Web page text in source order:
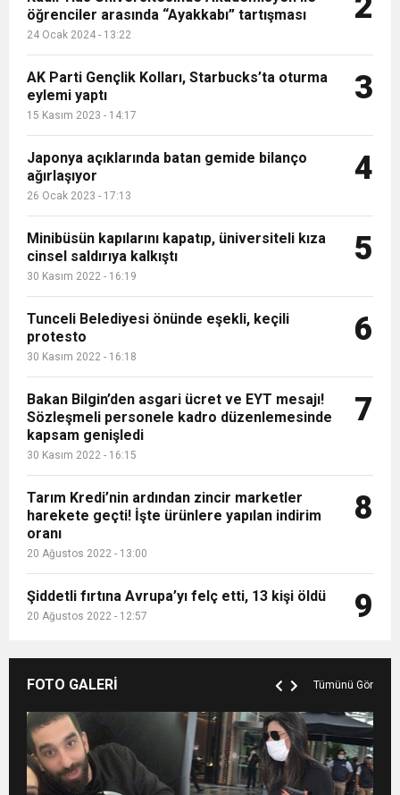
protesto
16:15 Bakan Bilgin’den asgari ücret ve EYT mesajı!
Sözleşmeli personele kadro düzenlemesinde
13:00 Tarım Kredi’nin ardından zincir marketler
oranı
12:54 Gaziantep’te zincirleme kaza! 16 kişi hayatını
kaybetti
19:42 Instagram’da erkeklere tuzak!
öğrenciler arasında “Ayakkabı” tartışması
24 Ocak 2024 - 13:22
AK Parti Gençlik Kolları, Starbucks’ta oturma
eylemi yaptı
15 Kasım 2023 - 14:17
3
Japonya açıklarında batan gemide bilanço
ağırlaşıyor
26 Ocak 2023 - 17:13
4
Minibüsün kapılarını kapatıp, üniversiteli kıza
cinsel saldırıya kalkıştı
30 Kasım 2022 - 16:19
5
Tunceli Belediyesi önünde eşekli, keçili
protesto
30 Kasım 2022 - 16:18
6
Bakan Bilgin’den asgari ücret ve EYT mesajı!
Sözleşmeli personele kadro düzenlemesinde
kapsam genişledi
30 Kasım 2022 - 16:15
7
Tarım Kredi’nin ardından zincir marketler
harekete geçti! İşte ürünlere yapılan indirim
oranı
20 Ağustos 2022 - 13:00
8
Şiddetli fırtına Avrupa’yı felç etti, 13 kişi öldü
20 Ağustos 2022 - 12:57 9
FOTO GALERİ Tümünü Gör